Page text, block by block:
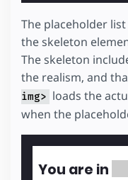
The placeholder
the skeleton
The skeleton
the realism, and
img> loads the
when the
You are in